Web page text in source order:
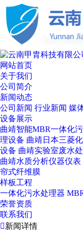
网站首页
关于我们
公司简介
新闻动态
公司新闻 行业新闻 媒
设备展示
曲靖智能MBR一体化
理设备 曲靖日本三菱
设备 曲靖实验室废水
曲靖水质分析仪器仪表
帘式纤维膜
样板工程
一体化污水处理器
荣誉资质
联系我们
新闻详情